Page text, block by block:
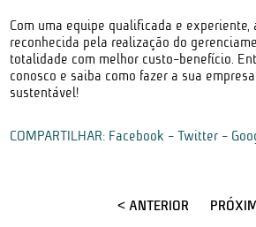
Com uma equipe qualificada e
reconhecida pela realização do
totalidade com melhor custo-benefício.
conosco e saiba como fazer a sua
sustentável!
COMPARTILHAR: Facebook -Twitter -
< ANTERIOR